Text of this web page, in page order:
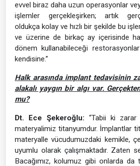
evvel biraz daha uzun operasyonlar
işlemler gerçekleşirken; artık
oldukça kolay ve hızlı bir şekilde bu
ve üzerine de birkaç ay içerisinde
dönem kullanabileceği
kendisine.”
Halk arasında implant tedavisinin
alakalı yaygın bir algı var.
mu?
Dt. Ece Şekeroğlu: “Tabii ki zarar
materyalimiz titanyumdur. İmplantlar
materyalle vücudumuzdaki kemikle,
uyumlu olarak çalışmaktadır. Zaten
Bacağımız, kolumuz gibi onlarda da